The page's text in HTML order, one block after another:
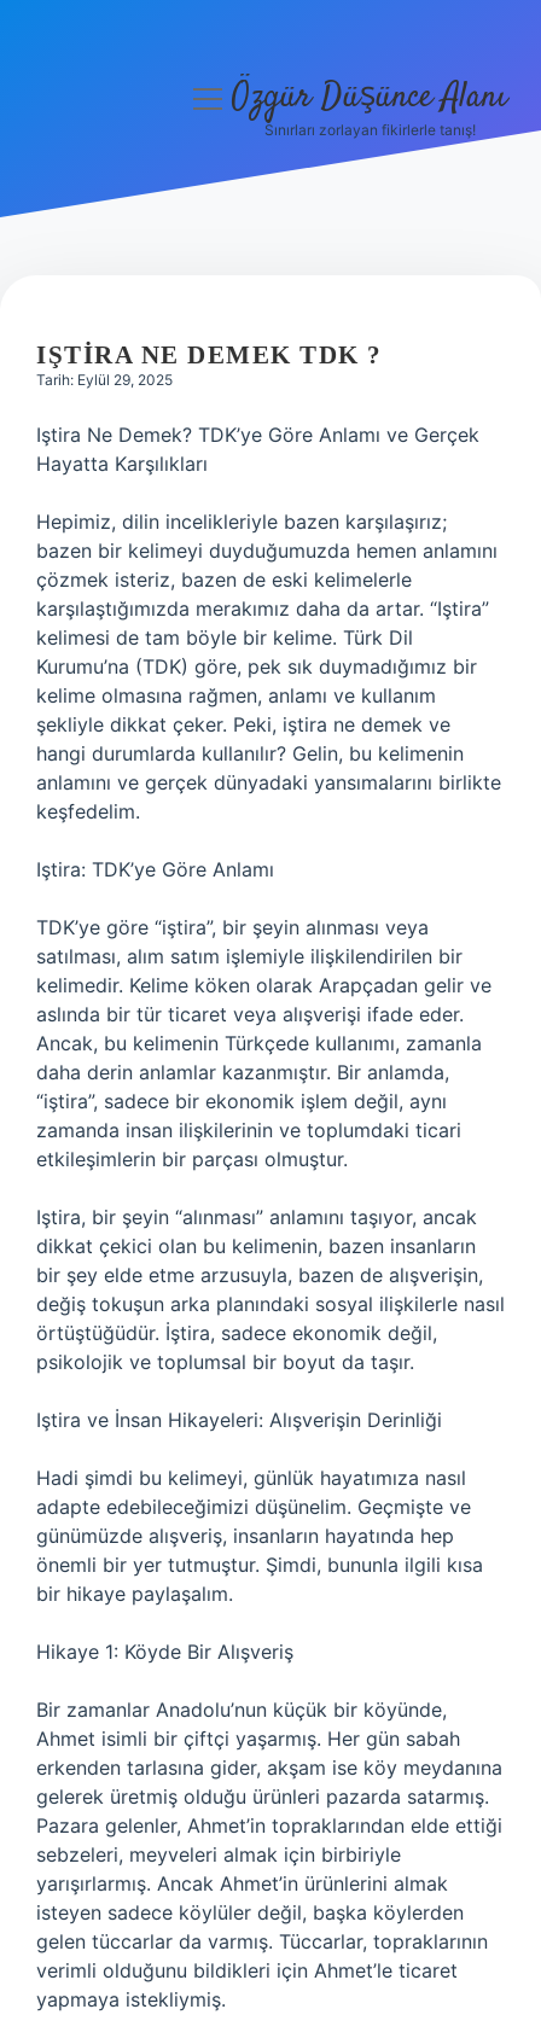
Hakkımızda
menüyüÖzgür Düşünce Alanı
Sınırları zorlayan fikirlerle tanış!
IŞTIRA NE DEMEK TDK ?
Tarih: Eylül 29, 2025
Iştira Ne Demek? TDK’ye Göre Anlamı ve Gerçek
Hayatta Karşılıkları
Hepimiz, dilin incelikleriyle bazen karşılaşırız;
bazen bir kelimeyi duyduğumuzda hemen anlamını
çözmek isteriz, bazen de eski kelimelerle
karşılaştığımızda merakımız daha da artar. “Iştira”
kelimesi de tam böyle bir kelime. Türk Dil
Kurumu’na (TDK) göre, pek sık duymadığımız bir
kelime olmasına rağmen, anlamı ve kullanım
şekliyle dikkat çeker. Peki, iştira ne demek ve
hangi durumlarda kullanılır? Gelin, bu kelimenin
anlamını ve gerçek dünyadaki yansımalarını birlikte
keşfedelim.
Iştira: TDK’ye Göre Anlamı
TDK’ye göre “iştira”, bir şeyin alınması veya
satılması, alım satım işlemiyle ilişkilendirilen bir
kelimedir. Kelime köken olarak Arapçadan gelir ve
aslında bir tür ticaret veya alışverişi ifade eder.
Ancak, bu kelimenin Türkçede kullanımı, zamanla
daha derin anlamlar kazanmıştır. Bir anlamda,
“iştira”, sadece bir ekonomik işlem değil, aynı
zamanda insan ilişkilerinin ve toplumdaki ticari
etkileşimlerin bir parçası olmuştur.
Iştira, bir şeyin “alınması” anlamını taşıyor, ancak
dikkat çekici olan bu kelimenin, bazen insanların
bir şey elde etme arzusuyla, bazen de alışverişin,
değiş tokuşun arka planındaki sosyal ilişkilerle nasıl
örtüştüğüdür. İştira, sadece ekonomik değil,
psikolojik ve toplumsal bir boyut da taşır.
Iştira ve İnsan Hikayeleri: Alışverişin Derinliği
Hadi şimdi bu kelimeyi, günlük hayatımıza nasıl
adapte edebileceğimizi düşünelim. Geçmişte ve
günümüzde alışveriş, insanların hayatında hep
önemli bir yer tutmuştur. Şimdi, bununla ilgili kısa
bir hikaye paylaşalım.
Hikaye 1: Köyde Bir Alışveriş
Bir zamanlar Anadolu’nun küçük bir köyünde,
Ahmet isimli bir çiftçi yaşarmış. Her gün sabah
erkenden tarlasına gider, akşam ise köy meydanına
gelerek üretmiş olduğu ürünleri pazarda satarmış.
Pazara gelenler, Ahmet’in topraklarından elde ettiği
sebzeleri, meyveleri almak için birbiriyle
yarışırlarmış. Ancak Ahmet’in ürünlerini almak
isteyen sadece köylüler değil, başka köylerden
gelen tüccarlar da varmış. Tüccarlar, topraklarının
verimli olduğunu bildikleri için Ahmet’le ticaret
yapmaya istekliymiş.